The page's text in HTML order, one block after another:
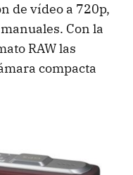
de vídeo a 720p,
Con la
RAWlas
compacta